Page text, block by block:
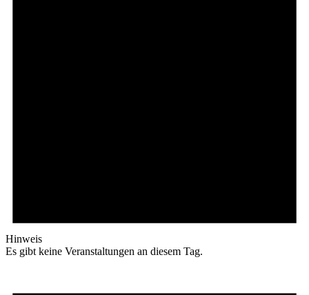
Hinweis
Es gibt keine Veranstaltungen an diesem Tag.